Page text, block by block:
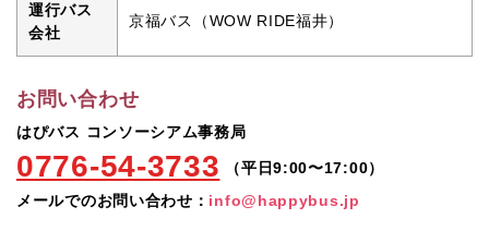
運行バス
会社
京福バス（WOW RIDE福井）
お問い合わせ
はぴバス コンソーシアム事務局
0776-54-3733
（平日9:00〜17:00）
メールでのお問い合わせ： info@happybus.jp